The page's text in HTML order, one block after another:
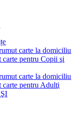
carte la domiciliu
pentru Copii şi
carte la domiciliu
pentru Adulţi